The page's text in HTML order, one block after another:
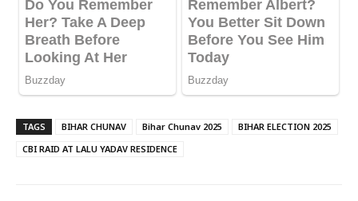
TAGS BIHAR CHUNAV Bihar Chunav 2025
BIHAR ELECTION 2025
CBI RAID AT LALU YADAV RESIDENCE